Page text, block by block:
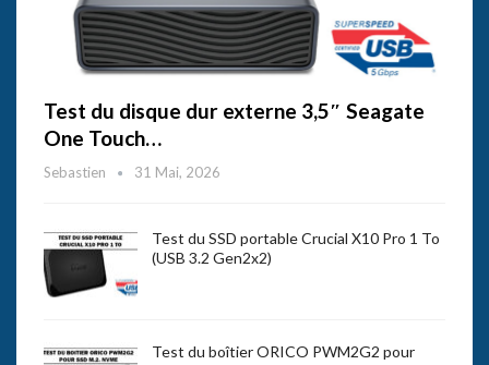
Test du disque dur externe 3,5″ Seagate
One Touch…
Sebastien 31 Mai, 2026
Test du SSD portable Crucial X10 Pro 1 To
(USB 3.2 Gen2x2)
Test du boîtier ORICO PWM2G2 pour